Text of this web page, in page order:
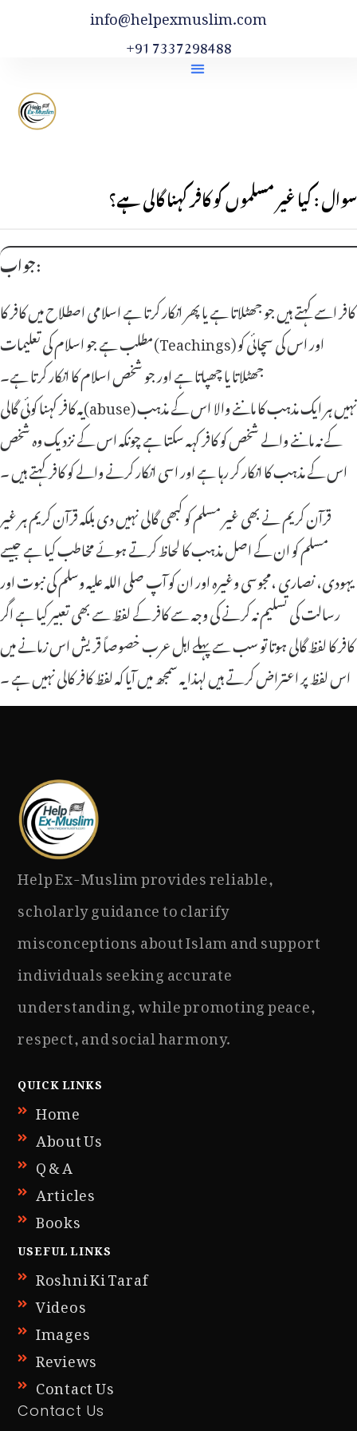
info@helpexmuslim.com
+91 7337298488
سوال : کیا غیر مسلموں کو کافر کہنا گالی ہے؟
جواب:
کافر اسے کہتے ہیں جو جھٹلاتا ہے یا پھر انکار کرتا ہے اسلامی اصطلاح میں کافر کا
مطلب ہے جو اسلام کی تعلیمات(Teachings) اور اس کی سچائی کو
جھٹلاتا یا چھپاتا ہے اور جو شخص اسلام کا انکار کرتا ہے۔
یہ کافر کہنا کوئی گالی(abuse) نہیں ہر ایک مذہب کا ماننے والا اس کے مذہب
کے نہ ماننے والے شخص کو کافر کہہ سکتا ہے چونکہ اس کے نزدیک وہ شخص
اس کے مذہب کا انکار کر رہا ہے اور اسی انکار کرنے والے کو کافر کہتے ہیں ۔
قرآن کریم نے بھی غیر مسلم کو کبھی گالی نہیں دی بلکہ قرآن کریم ہر غیر
مسلم کو ان کے اصل مذہب کا لحاظ کرتے ہوئے مخاطب کیا ہے جیسے
یہودی، نصاری ،مجوسی وغیرہ اور ان کو آپ صلی اللہ علیہ وسلم کی نبوت اور
رسالت کی تسلیم نہ کرنے کی وجہ سے کافر کے لفظ سے بھی تعبیر کیا ہے اگر
کافر کا لفظ گالی ہوتا تو سب سے پہلے اہل عرب خصوصاً قریش اس زمانے میں
اس لفظ پر اعتراض کرتے ہیں لہذا یہ سمجھ میں آیا کہ لفظ کافر کالی نہیں ہے ۔
Help Ex-Muslim provides reliable,
scholarly guidance to clarify
misconceptions about Islam and support
individuals seeking accurate
understanding, while promoting peace,
respect, and social harmony.
QUICK LINKS
Home
About Us
Q & A
Articles
Books
USEFUL LINKS
Roshni Ki Taraf
Videos
Images
Reviews
Contact Us
Contact Us